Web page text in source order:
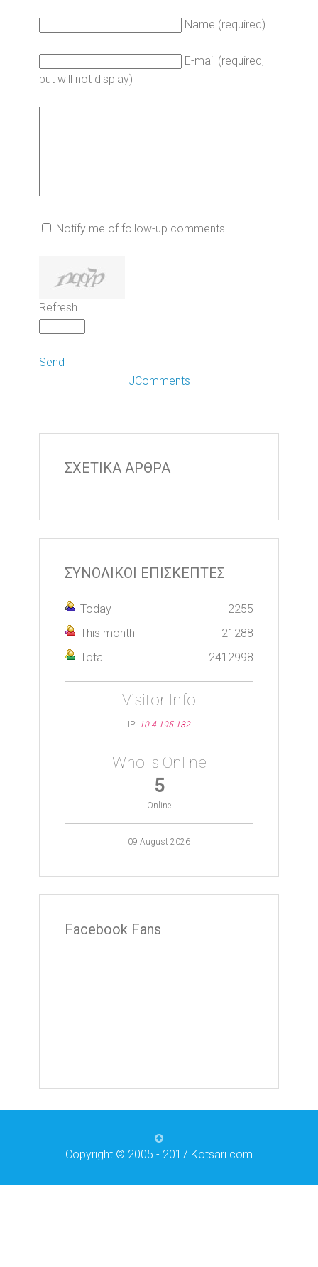
Name (required)
E-mail (required,
but will not display)
Notify me of follow-up comments
Refresh
Send
JComments
ΣΧΕΤΙΚΑ ΑΡΘΡΑ
ΣΥΝΟΛΙΚΟΙ ΕΠΙΣΚΕΠΤΕΣ
Today
2255
This month
21288
Total
2412998
Visitor Info
IP: 10.4.195.132
Who Is Online
5
Online
09 August 2026
Facebook Fans
Copyright © 2005 - 2017 Kotsari.com